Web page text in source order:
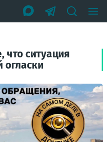
что ситуация
огласки